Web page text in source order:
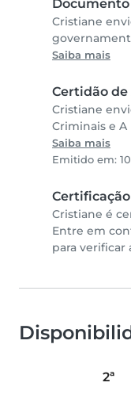
Cristiane
Saiba mais
Certidão
Cristiane
Criminais e A
Saiba mais
Emitido em:
Cristiane é
Entre em
para verificar
2ª